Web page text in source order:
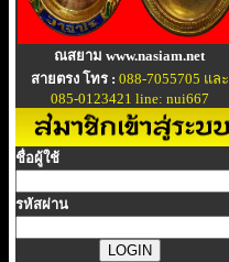
ณสยาม www.nasiam.net
สายตรง โทร : 088-7055705 และ
085-0123421 line: nui667
ชื่อผู้ใช้
รหัสผ่าน